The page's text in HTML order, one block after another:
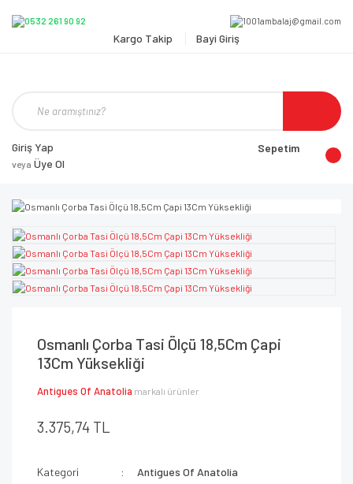
Kargo Takip Bayi Giriş
Giriş Yap
veya Üye Ol
Sepetim
Osmanlı Çorba Tasi Ölçü 18,5Cm Çapi
13Cm Yüksekliği
Antigues Of Anatolia markalı ürünler
3.375,74 TL
Kategori
Antigues Of Anatolia